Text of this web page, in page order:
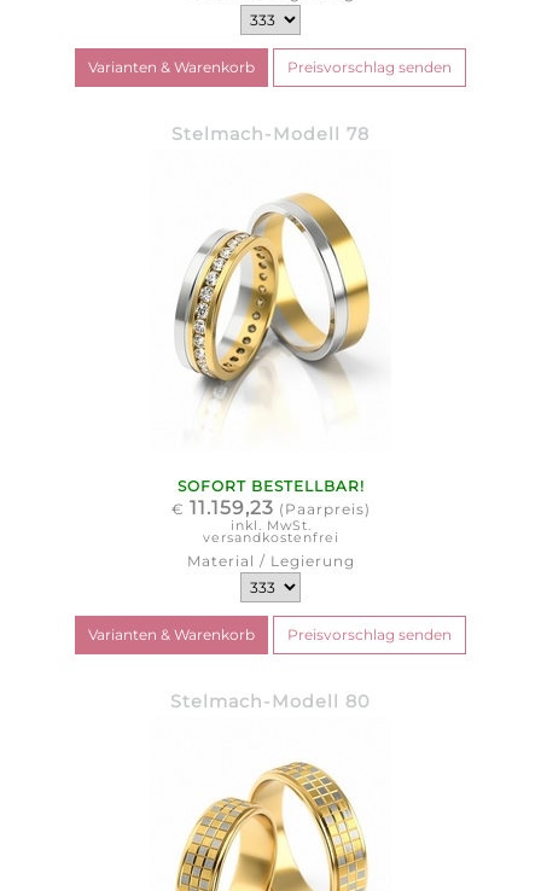
Stelmach-Modell 78
SOFORT BESTELLBAR!
€ 11.159,23 (Paarpreis)
inkl. MwSt.
versandkostenfrei
Material / Legierung
Stelmach-Modell 80